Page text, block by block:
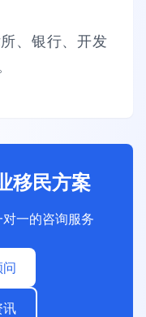
、银行、开发
移民方案
一的咨询服务
讯